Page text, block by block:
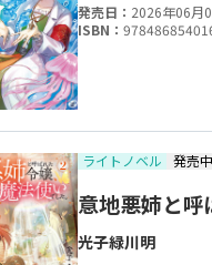
発売日： 2026年06月
ISBN：
ライトノベル 発売中
意地悪姉と呼
光子緑川明